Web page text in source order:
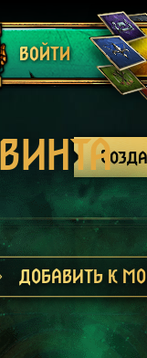
ВОЙТИ
ДОБАВИТЬ К